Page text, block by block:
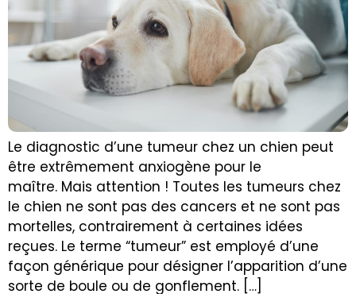
Le diagnostic d’une tumeur chez un chien peut
être extrêmement anxiogène pour le
maître. Mais attention ! Toutes les tumeurs chez
le chien ne sont pas des cancers et ne sont pas
mortelles, contrairement à certaines idées
reçues. Le terme “tumeur” est employé d’une
façon générique pour désigner l’apparition d’une
sorte de boule ou de gonflement. […]